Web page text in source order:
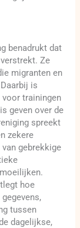
benadrukt dat
Ze
migranten en
is
trainingen
geven over de
spreekt
zekere
gebrekkige
hoe
tussen
dagelijkse,